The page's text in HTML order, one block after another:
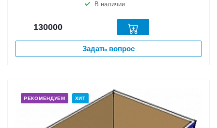
В наличии
130000
Задать вопрос
РЕКОМЕНДУЕМ ХИТ